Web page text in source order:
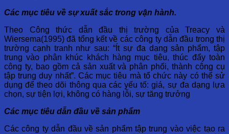
Các mục tiêu về sự xuất sắc trong vận hành.
Theo Công thức dẫn đầu thị trường của Treacy và
Wiersema(1995) đã tổng kết về các công ty dẫn đầu trong thị
trường cạnh tranh như sau: “Ít sự đa dạng sản phẩm, tập
trung vào phân khúc khách hàng mục tiêu, thúc đẩy toàn
công ty, bao gồm cả sản xuất và phân phối, thành công cụ
tập trung duy nhất”. Các mục tiêu mà tổ chức này có thể sử
dụng để theo dõi thông qua các yếu tố: giá, sự đa dạng lựa
chọn, sự tiện lợi, không có hàng lỗi, sự tăng trưởng
Các mục tiêu dẫn đầu về sản phẩm
Các công ty dẫn đầu về sản phẩm tập trung vào việc tạo ra